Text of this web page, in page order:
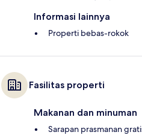
Informasi lainnya
Properti bebas-rokok
Fasilitas properti
Makanan dan minuman
Sarapan prasmanan